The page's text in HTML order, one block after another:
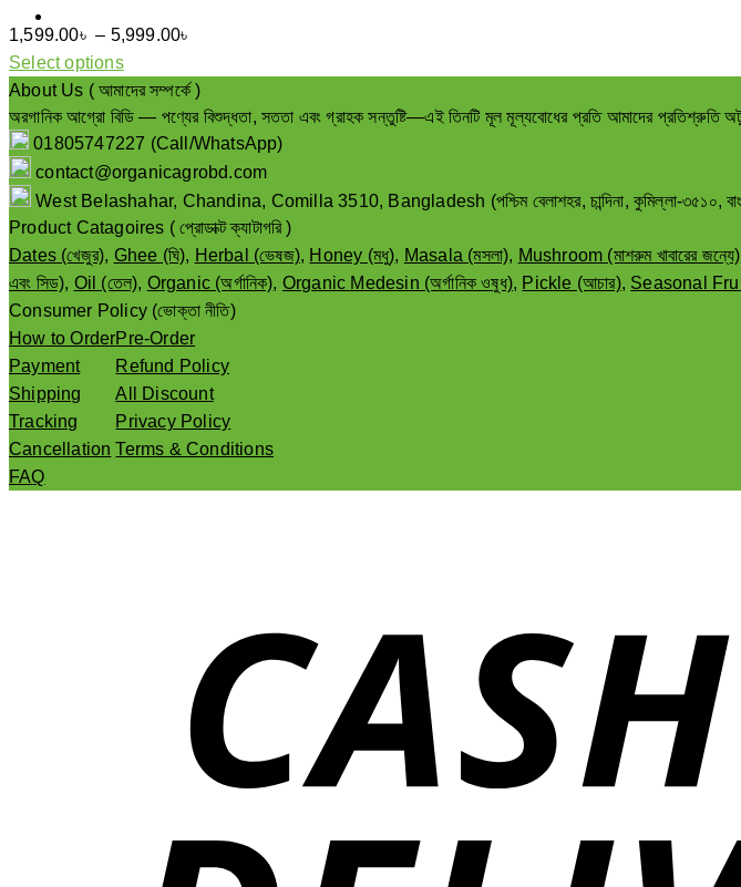
1,599.00৳ – 5,999.00৳
1,599.00৳
through
5,999.00৳
Select options
This
product
has
multiple
variants.
The
options
may
be
chosen
on
the
product
page
About Us ( আমাদের সম্পর্কে )
অরগানিক আগ্রো বিডি — পণ্যের বিশুদ্ধতা, সততা এবং গ্রাহক সন্তুষ্টি—এই তিনটি মূল মূল্যবোধের প্রতি আমাদের প্রতিশ্রুতি
01805747227 (Call/WhatsApp)
contact@organicagrobd.com
West Belashahar, Chandina, Comilla 3510, Bangladesh (পশ্চিম বেলাশহর, চান্দিনা, কুমিল্লা-৩৫১০,
Product Catagoires ( প্রোডাক্ট ক্যাটাগরি )
Dates (খেজুর), Ghee (ঘি), Herbal (ভেষজ), Honey (মধু), Masala (মসলা), Mushroom (মাশরুম খাবারের জন্যে)
এবং সিড), Oil (তেল), Organic (অর্গানিক), Organic Medesin (অর্গানিক ওষুধ), Pickle (আচার), Seasonal
Consumer Policy (ভোক্তা নীতি)
How to Order
Payment
Shipping
Tracking
Cancellation
FAQ
Pre-Order
Refund Policy
All Discount
Privacy Policy
Terms & Conditions